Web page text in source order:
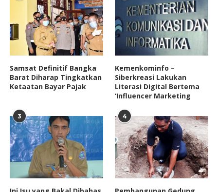
Samsat Definitif Bangka
Barat Diharap Tingkatkan
Ketaatan Bayar Pajak
Kemenkominfo –
Siberkreasi Lakukan
Literasi Digital Bertema
‘Influencer Marketing
3 4